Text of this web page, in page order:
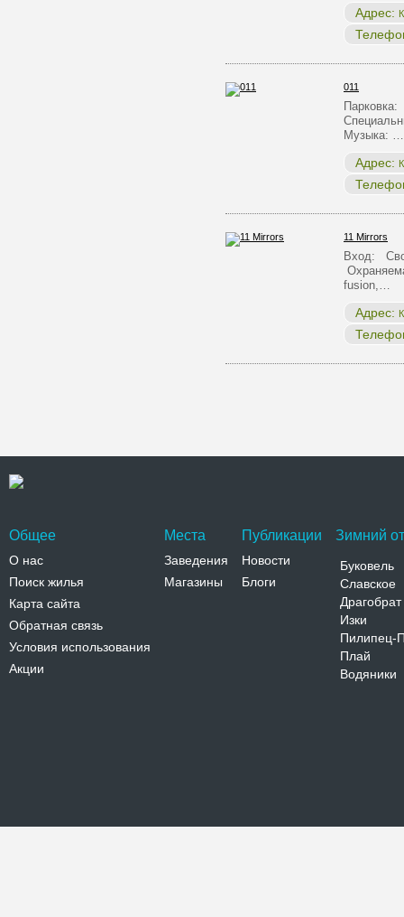
Адрес:
011
Музыка: …
Адрес:
11 Mirrors
Вход:
fusion,…
Адрес:
Общее
О нас
Поиск жилья
Карта сайта
Обратная связь
Условия использования
Акции
Места
Заведения
Магазины
Публикации
Новости
Блоги
Зимний
Буковель
Славское
Драгобрат
Изки
Пилипец-
Плай
Водяники